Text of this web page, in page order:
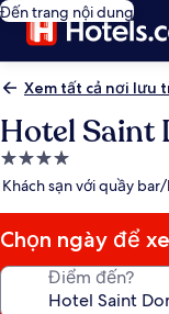
Đến trang nội dung
Xem tất cả nơi lưu
Hotel Saint
Nơi
lưu
4.0
sao
Khách sạn với quầy
Chọn ngày để
Điểm đến?